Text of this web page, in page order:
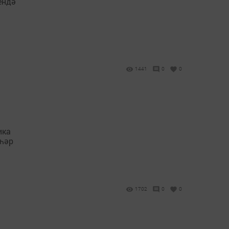
1441 0 0
1702 0 0